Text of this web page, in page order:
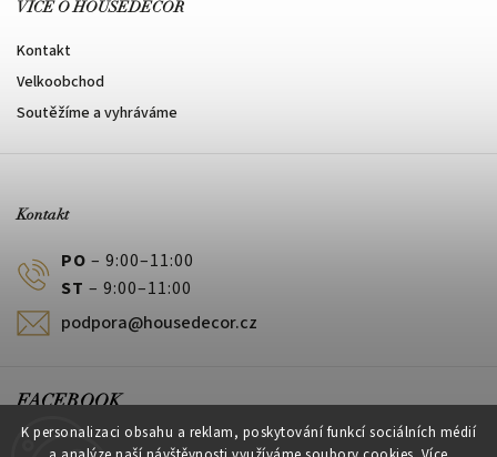
K personalizaci obsahu a reklam, poskytování funkcí sociálních médií
VÍCE O HOUSEDECOR
Kontakt
Velkoobchod
Soutěžíme a vyhráváme
Kontakt
PO – 9:00–11:00
ST – 9:00–11:00
podpora@housedecor.cz
FACEBOOK